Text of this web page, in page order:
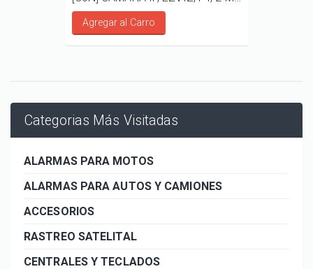
Agregar al Carro
Categorias Más Visitadas
ALARMAS PARA MOTOS
ALARMAS PARA AUTOS Y CAMIONES
ACCESORIOS
RASTREO SATELITAL
CENTRALES Y TECLADOS